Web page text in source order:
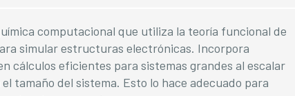
computacional que utiliza la teoría funcional de
simular estructuras electrónicas. Incorpora
cálculos eficientes para sistemas grandes al escalar
tamaño del sistema. Esto lo hace adecuado para